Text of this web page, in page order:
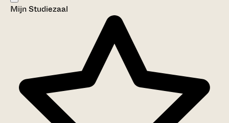
Mijn Studiezaal